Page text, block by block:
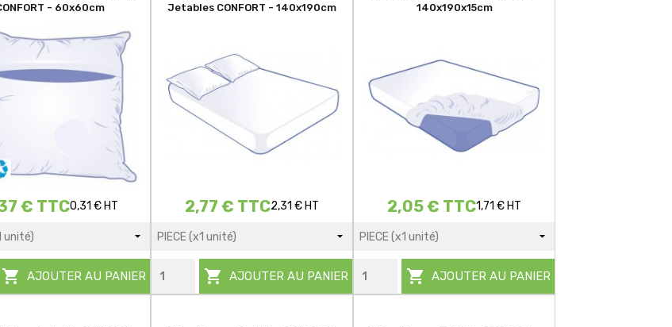
- 60x60cm
€ TTC0,31 € HT
 AJOUTER AU PANIER
Jetables CONFORT - 140x190cm
2,77 € TTC2,31 € HT
 AJOUTER AU PANIER
140x190x15cm
2,05 € TTC1,71 € HT
 AJOUTER AU PANIER